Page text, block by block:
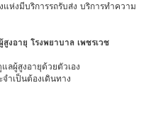
ห่งมีบริการรถรับส่ง บริการทำความ
งอายุ โรงพยาบาล เพชรเวช
ลผู้สูงอายุด้วยตัวเอง
ำเป็นต้องเดินทาง